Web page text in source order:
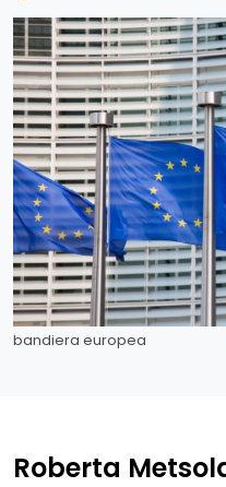
bandiera europea
Roberta